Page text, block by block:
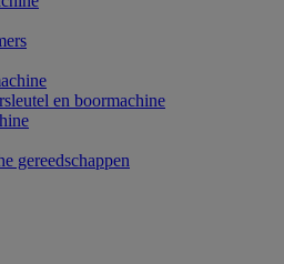
en boormachine
gereedschappen